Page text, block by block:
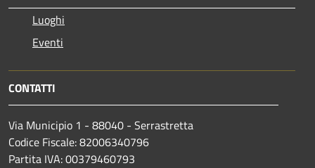
Luoghi
Eventi
CONTATTI
Via Municipio 1 - 88040 - Serrastretta
Codice Fiscale: 82006340796
Partita IVA: 00379460793